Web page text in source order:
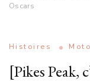
Oscars
Histoires Moto
[Pikes Peak,